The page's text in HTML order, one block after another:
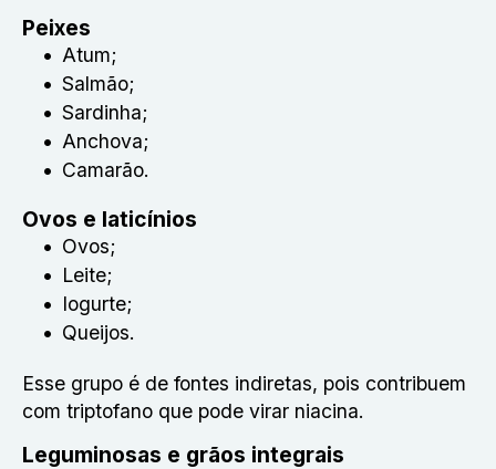
Peixes
Atum;
Salmão;
Sardinha;
Anchova;
Camarão.
Ovos e laticínios
Ovos;
Leite;
Iogurte;
Queijos.
Esse grupo é de fontes indiretas, pois contribuem
com triptofano que pode virar niacina.
Leguminosas e grãos integrais